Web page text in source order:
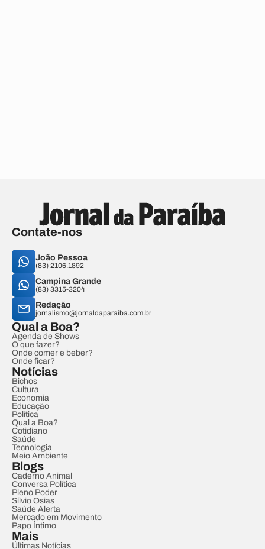
Contate-nos
João Pessoa
(83) 2106.1892
Campina Grande
(83) 3315-3204
Redação
jornalismo@jornaldaparaiba.com.br
Qual a Boa?
Agenda de Shows
O que fazer?
Onde comer e beber?
Onde ficar?
Notícias
Bichos
Cultura
Economia
Educação
Política
Qual a Boa?
Cotidiano
Saúde
Tecnologia
Meio Ambiente
Blogs
Caderno Animal
Conversa Política
Pleno Poder
Sílvio Osias
Saúde Alerta
Mercado em Movimento
Papo Íntimo
Mais
Últimas Notícias